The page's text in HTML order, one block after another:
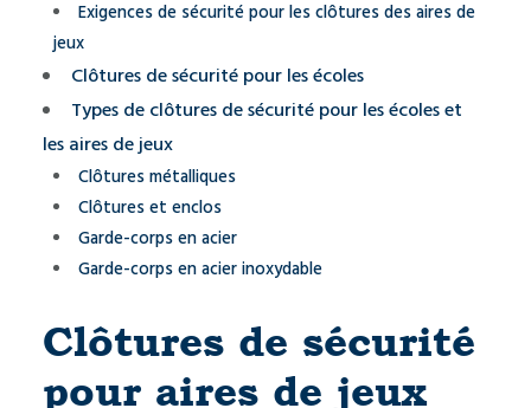
Exigences de sécurité pour les clôtures des aires de
jeux
Clôtures de sécurité pour les écoles
Types de clôtures de sécurité pour les écoles et
les aires de jeux
Clôtures métalliques
Clôtures et enclos
Garde-corps en acier
Garde-corps en acier inoxydable
Clôtures de sécurité
pour aires de jeux